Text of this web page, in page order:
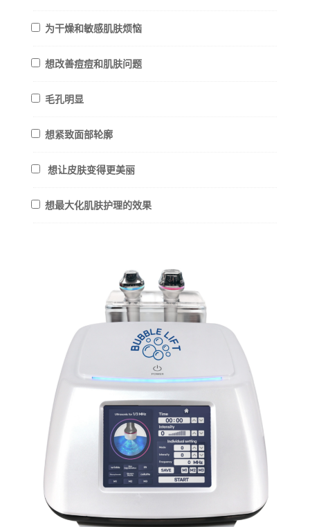
为干燥和敏感肌肤烦恼
想改善痘痘和肌肤问题
毛孔明显
想紧致面部轮廓
想让皮肤变得更美丽
想最大化肌肤护理的效果